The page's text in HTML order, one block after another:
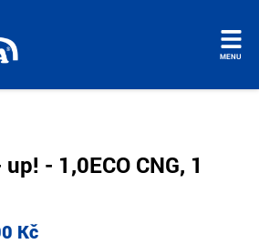
MENU
- 1,0ECO CNG, 1
Kč